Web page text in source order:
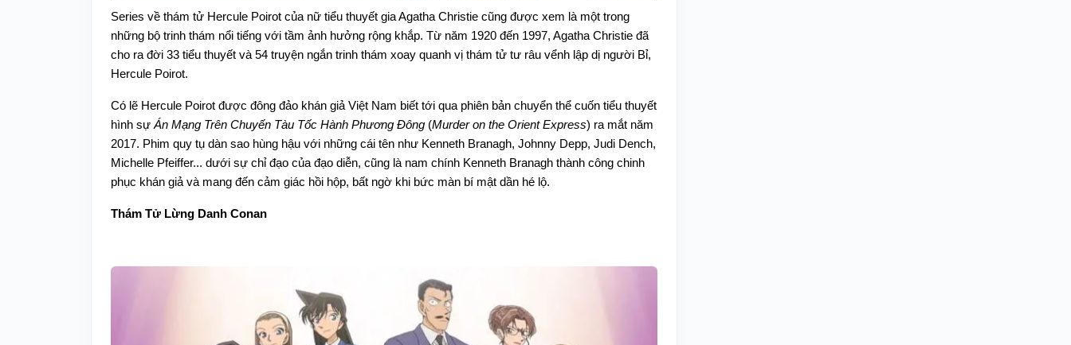
Series về thám tử Hercule Poirot của nữ tiểu thuyết gia Agatha Christie cũng được xem là một trong
những bộ trinh thám nổi tiếng với tầm ảnh hưởng rộng khắp. Từ năm 1920 đến 1997, Agatha Christie đã
cho ra đời 33 tiểu thuyết và 54 truyện ngắn trinh thám xoay quanh vị thám tử tư râu vểnh lập dị người Bỉ,
Hercule Poirot.
Có lẽ Hercule Poirot được đông đảo khán giả Việt Nam biết tới qua phiên bản chuyển thể cuốn tiểu thuyết
hình sự Án Mạng Trên Chuyến Tàu Tốc Hành Phương Đông (Murder on the Orient Express) ra mắt năm
2017. Phim quy tụ dàn sao hùng hậu với những cái tên như Kenneth Branagh, Johnny Depp, Judi Dench,
Michelle Pfeiffer... dưới sự chỉ đạo của đạo diễn, cũng là nam chính Kenneth Branagh thành công chinh
phục khán giả và mang đến cảm giác hồi hộp, bất ngờ khi bức màn bí mật dần hé lộ.
Thám Tử Lừng Danh Conan